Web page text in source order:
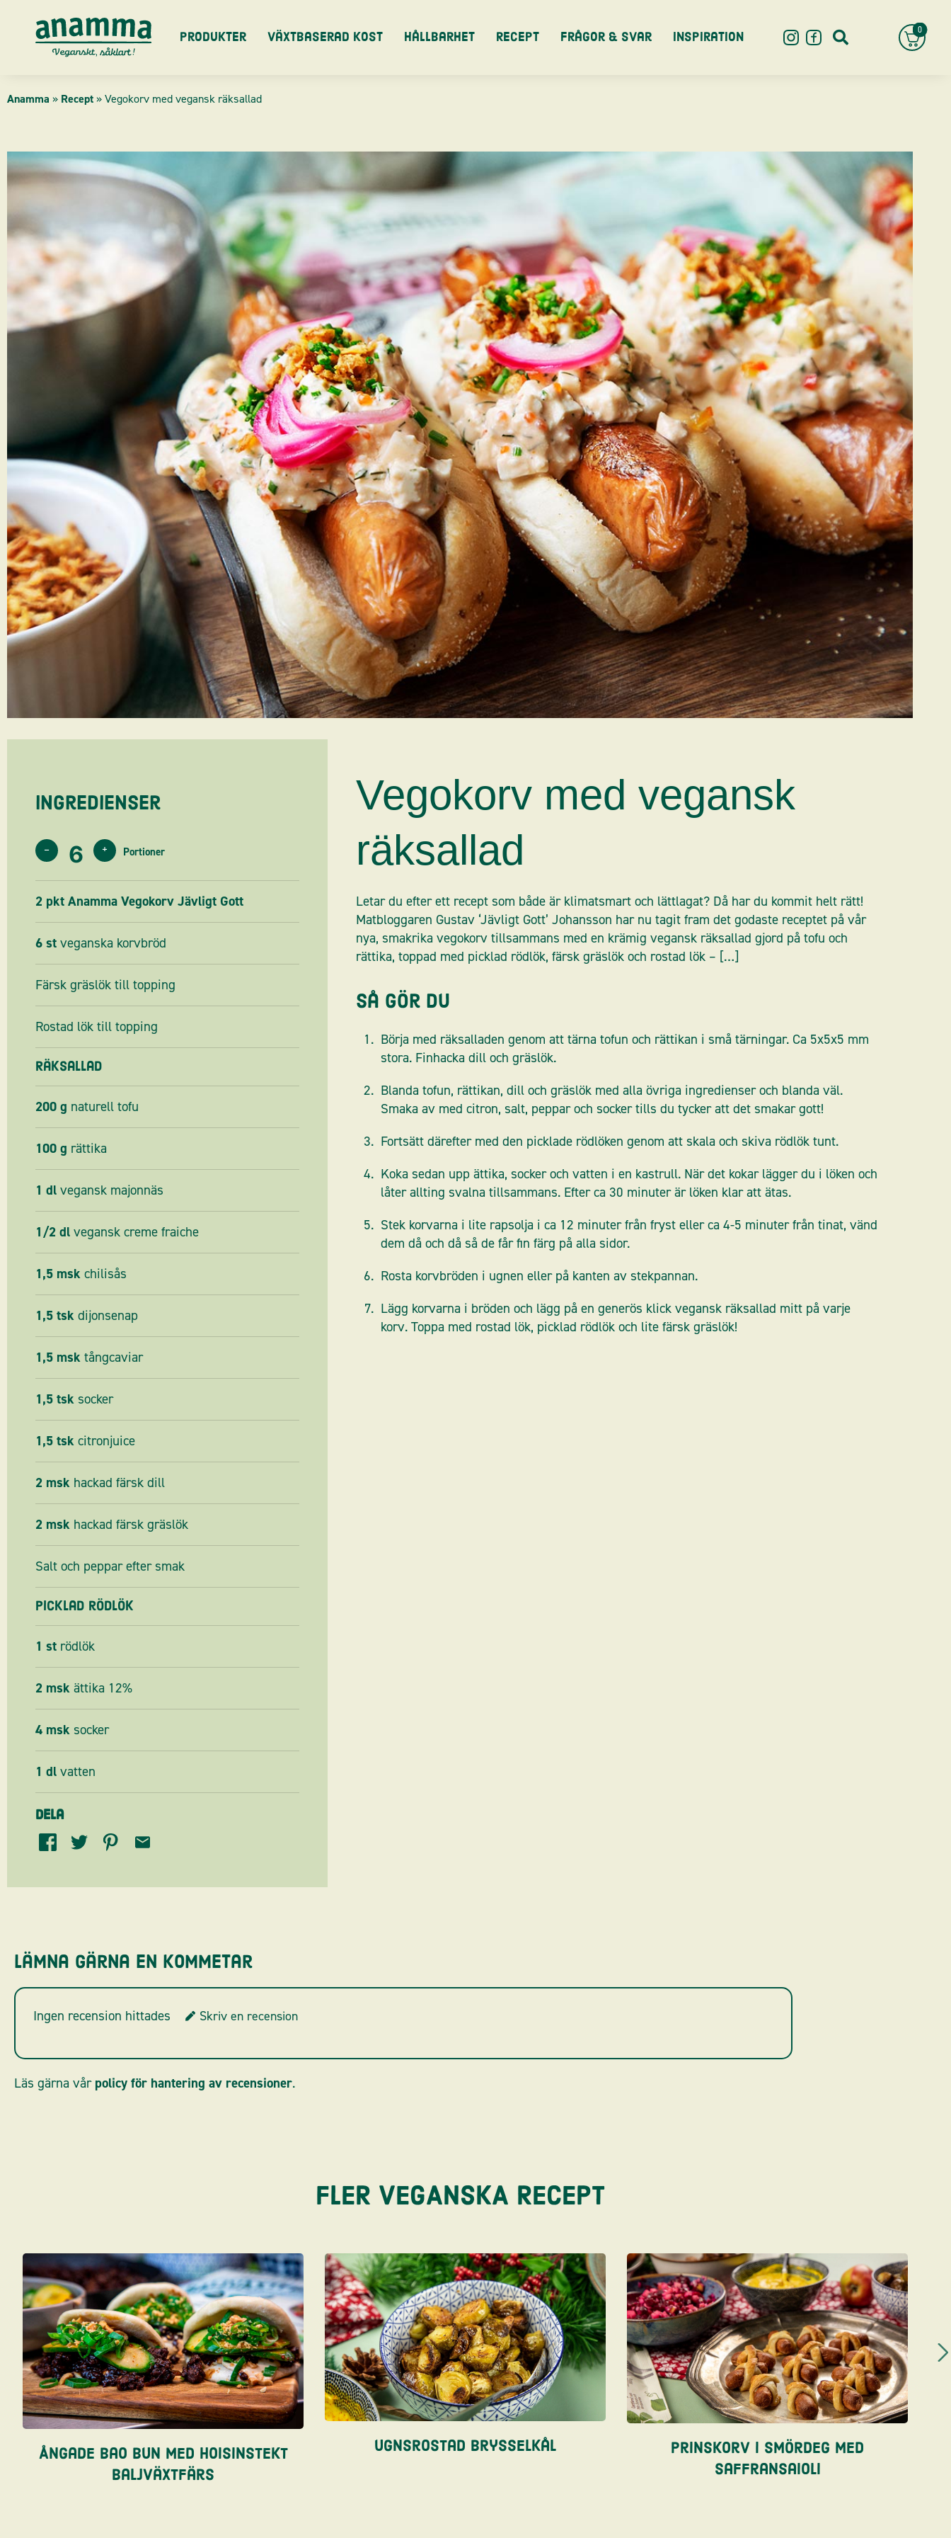
content
Produkter Växtbaserad kost Hållbarhet Recept Frågor & Svar Inspiration 0
Anamma » Recept»Vegokorv med vegansk räksallad
Ingredienser
– +
2 pkt Anamma Vegokorv Jävligt Gott
6 st veganska korvbröd
Färsk gräslök till topping
Rostad lök till topping
Räksallad
200 g naturell tofu
100 g rättika
1 dl vegansk majonnäs
1/2 dl vegansk creme fraiche
1,5 msk chilisås
1,5 tsk dijonsenap
1,5 msk tångcaviar
1,5 tsk socker
1,5 tsk citronjuice
2 msk hackad färsk dill
2 msk hackad färsk gräslök
Salt och peppar efter smak
Picklad rödlök
1 st rödlök
2 msk ättika 12%
4 msk socker
1 dl vatten
Dela
Vegokorv med vegansk
räksallad
Letar du efter ett recept som både är klimatsmart och lättlagat? Då har du kommit helt rätt!
Matbloggaren Gustav ‘Jävligt Gott’ Johansson har nu tagit fram det godaste receptet på vår
nya, smakrika vegokorv tillsammans med en krämig vegansk räksallad gjord på tofu och
rättika, toppad med picklad rödlök, färsk gräslök och rostad lök – […]
Så gör du
Börja med räksalladen genom att tärna tofun och rättikan i små tärningar. Ca 5x5x5 mm
stora. Finhacka dill och gräslök.
Blanda tofun, rättikan, dill och gräslök med alla övriga ingredienser och blanda väl.
Smaka av med citron, salt, peppar och socker tills du tycker att det smakar gott!
Fortsätt därefter med den picklade rödlöken genom att skala och skiva rödlök tunt.
Koka sedan upp ättika, socker och vatten i en kastrull. När det kokar lägger du i löken och
låter allting svalna tillsammans. Efter ca 30 minuter är löken klar att ätas.
Stek korvarna i lite rapsolja i ca 12 minuter från fryst eller ca 4-5 minuter från tinat, vänd
dem då och då så de får fin färg på alla sidor.
Rosta korvbröden i ugnen eller på kanten av stekpannan.
Lägg korvarna i bröden och lägg på en generös klick vegansk räksallad mitt på varje
korv. Toppa med rostad lök, picklad rödlök och lite färsk gräslök!
Lämna gärna en kommetar
Ingen recension hittades Skriv en recension
Läs gärna vår policy för hantering av recensioner.
FLER VEGANSKA RECEPT
Ångade bao bun med hoisinstekt
baljväxtfärs
Ugnsrostad brysselkål
Prinskorv i smördeg med
saffransaioli